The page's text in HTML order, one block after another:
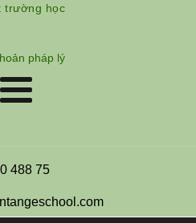
trường học
pháp lý
488 75